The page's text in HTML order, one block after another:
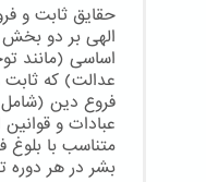
حقایق ثابت و
الهی بر دو بخش
اساسی (مانند
عدالت) که ثابت
فروع دین (شامل
عبادات و
متناسب با
بشر در هر دوره